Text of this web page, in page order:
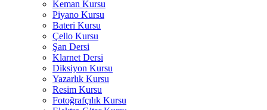
Keman Kursu
Piyano Kursu
Bateri Kursu
Çello Kursu
Şan Dersi
Klarnet Dersi
Diksiyon Kursu
Yazarlık Kursu
Resim Kursu
Fotoğrafçılık Kursu